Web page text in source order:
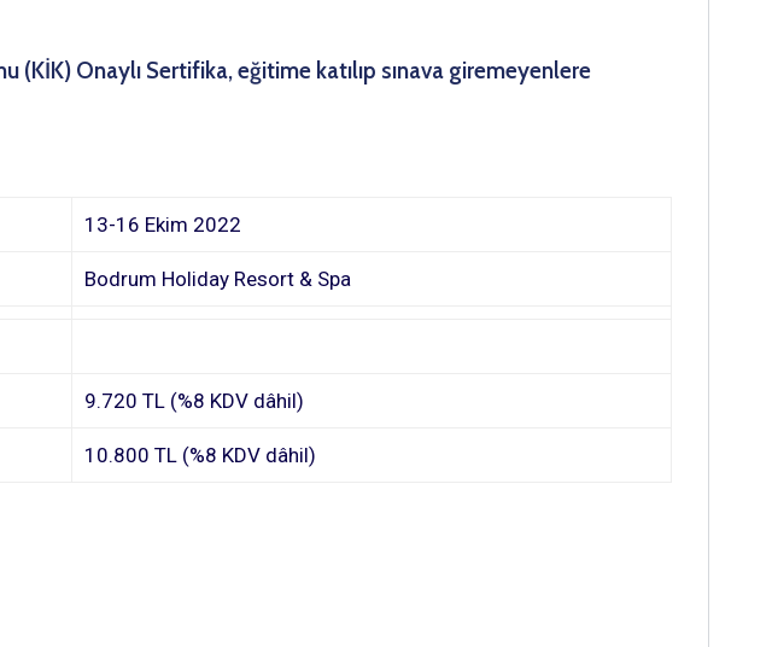
(KİK) Onaylı Sertifika, eğitime katılıp sınava giremeyenlere
13-16 Ekim 2022
Bodrum Holiday Resort & Spa
9.720 TL (%8 KDV dâhil)
10.800 TL (%8 KDV dâhil)